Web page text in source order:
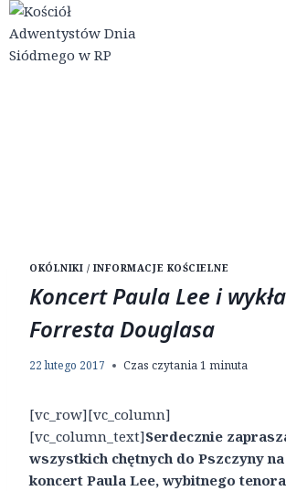
Przejdź
do
treści
OKÓLNIKI / INFORMACJE KOŚCIELNE
Koncert Paula Lee i
Forresta Douglasa
22 lutego 2017 Czas czytania1 minuta
[vc_row][vc_column]
[vc_column_text]Serdecznie
wszystkich chętnych do Pszczyny na
koncert Paula Lee, wybitnego